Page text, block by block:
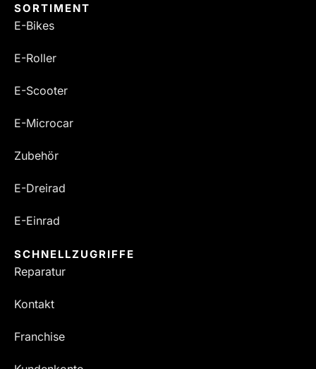
SORTIMENT
E-Bikes
E-Roller
E-Scooter
E-Microcar
Zubehör
E-Dreirad
E-Einrad
SCHNELLZUGRIFFE
Reparatur
Kontakt
Franchise